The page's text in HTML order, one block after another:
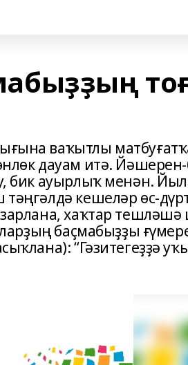
ваҡытлы
дауам итә.
бик ауырлыҡ менән.
кешеләр өс-
хаҡтар
баҫмабыҙҙы
“Гәзитегеҙҙә